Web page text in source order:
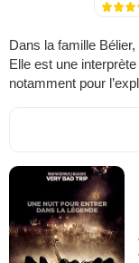
Dans la famille
Elle est une
notamment pour